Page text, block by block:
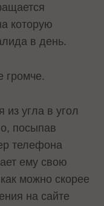
которую
в день.
громче.
из угла в угол
посыпав
телефона
ему свою
можно скорее
на сайте